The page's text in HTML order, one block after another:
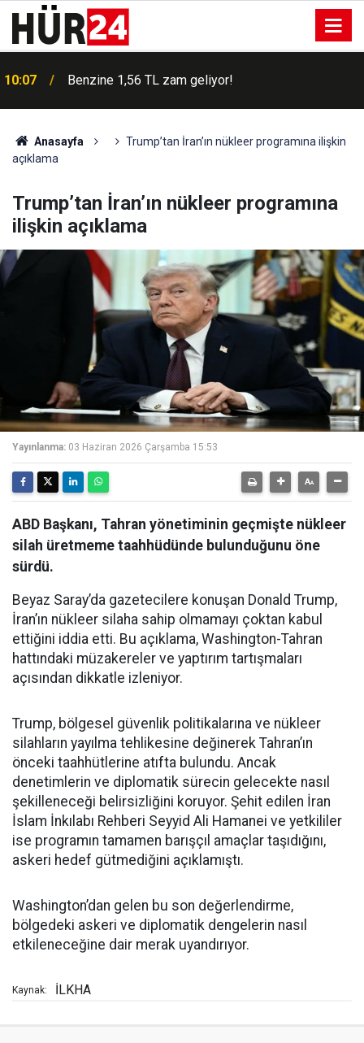
10:07 Benzine 1,56 TL zam geliyor!
Anasayfa
Trump’tan İran’ın nükleer programına ilişkin
açıklama
Trump’tan İran’ın nükleer programına
ilişkin açıklama
Yayınlanma: 03 Haziran 2026 Çarşamba 15:53
ABD Başkanı, Tahran yönetiminin geçmişte nükleer
silah üretmeme taahhüdünde bulunduğunu öne
sürdü.
Beyaz Saray’da gazetecilere konuşan Donald Trump,
İran’ın nükleer silaha sahip olmamayı çoktan kabul
ettiğini iddia etti. Bu açıklama, Washington-Tahran
hattındaki müzakereler ve yaptırım tartışmaları
açısından dikkatle izleniyor.
Trump, bölgesel güvenlik politikalarına ve nükleer
silahların yayılma tehlikesine değinerek Tahran’ın
önceki taahhütlerine atıfta bulundu. Ancak
denetimlerin ve diplomatik sürecin gelecekte nasıl
şekilleneceği belirsizliğini koruyor. Şehit edilen İran
İslam İnkılabı Rehberi Seyyid Ali Hamanei ve yetkililer
ise programın tamamen barışçıl amaçlar taşıdığını,
askeri hedef gütmediğini açıklamıştı.
Washington’dan gelen bu son değerlendirme,
bölgedeki askeri ve diplomatik dengelerin nasıl
etkileneceğine dair merak uyandırıyor.
Kaynak: İLKHA